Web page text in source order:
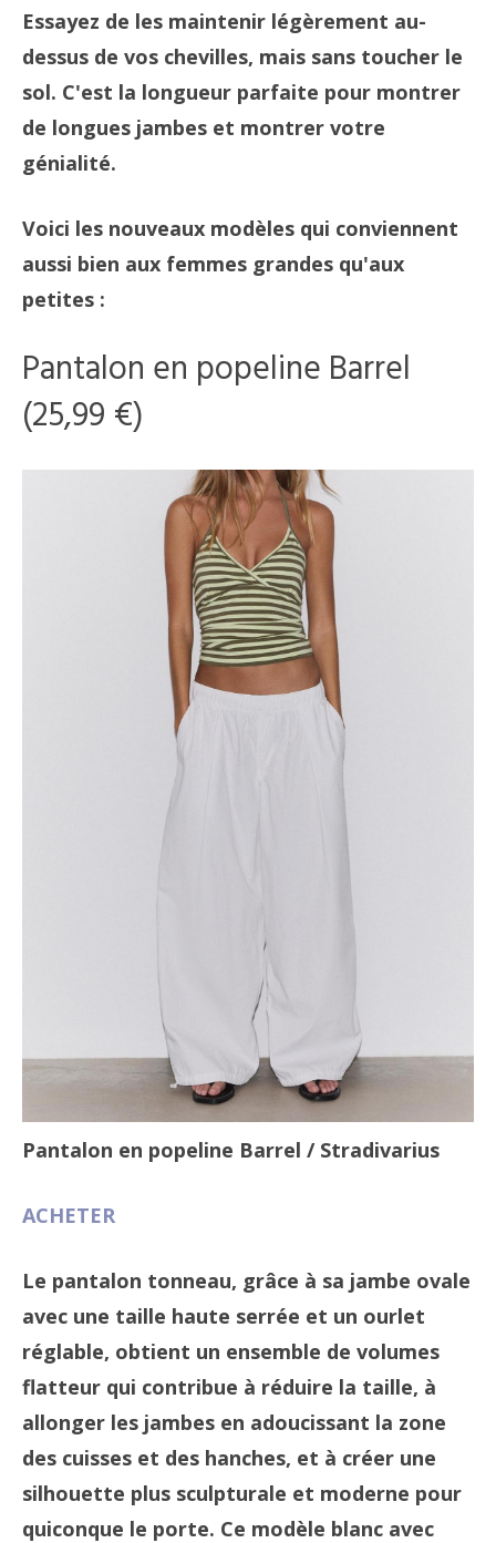
Essayez de les maintenir légèrement au-
dessus de vos chevilles, mais sans toucher le
sol. C'est la longueur parfaite pour montrer
de longues jambes et montrer votre
génialité.
Voici les nouveaux modèles qui conviennent
aussi bien aux femmes grandes qu'aux
petites :
Pantalon en popeline Barrel
(25,99 €)
Pantalon en popeline Barrel / Stradivarius
ACHETER
Le pantalon tonneau, grâce à sa jambe ovale
avec une taille haute serrée et un ourlet
réglable, obtient un ensemble de volumes
flatteur qui contribue à réduire la taille, à
allonger les jambes en adoucissant la zone
des cuisses et des hanches, et à créer une
silhouette plus sculpturale et moderne pour
quiconque le porte. Ce modèle blanc avec